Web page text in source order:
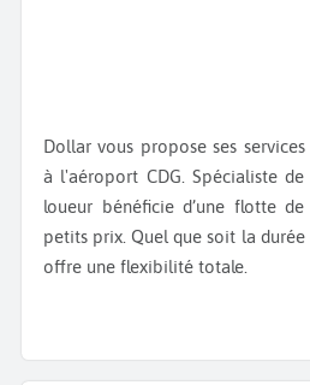
Dollar vous propose ses
à l'aéroport CDG. Spécialiste
loueur bénéficie d’une flotte
petits prix. Quel que soit la
offre une flexibilité totale.